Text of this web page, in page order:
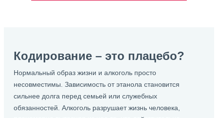
Кодирование – это плацебо?
Нормальный образ жизни и алкоголь просто
несовместимы. Зависимость от этанола становится
сильнее долга перед семьей или служебных
обязанностей. Алкоголь разрушает жизнь человека,